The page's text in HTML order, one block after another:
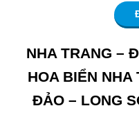
NHA TRANG –
HOA BIỂN NHA
ĐẢO – LONG